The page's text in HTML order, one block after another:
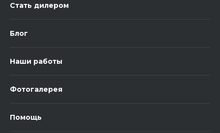
Стать дилером
Блог
Наши работы
Фотогалерея
Помощь